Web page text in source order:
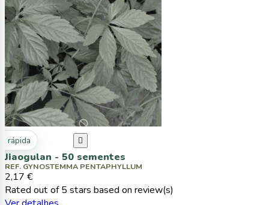
rápida 
Jiaogulan - 50 sementes
REF. GYNOSTEMMA PENTAPHYLLUM
2,17 €
Rated out of 5 stars based on review(s)